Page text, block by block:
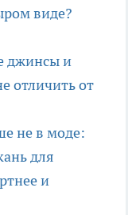
виде?
джинсы и
отличить от
не в моде:
для
и